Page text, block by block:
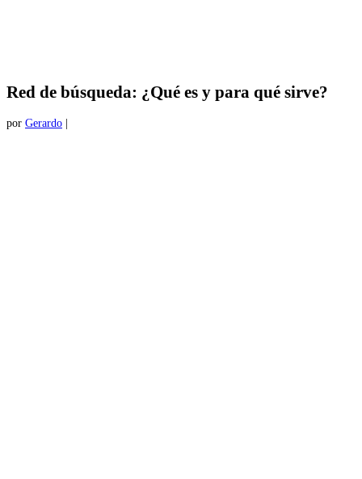
Red de búsqueda: ¿Qué es y para qué sirve?
por Gerardo